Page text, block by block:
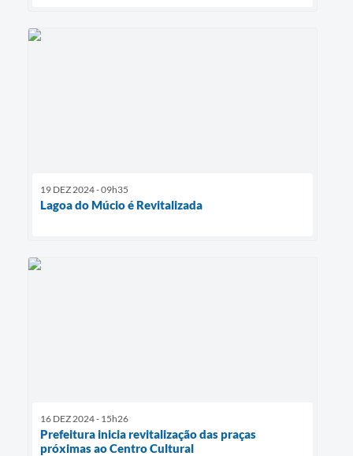
19 DEZ 2024 - 09h35
Lagoa do Múcio é Revitalizada
16 DEZ 2024 - 15h26
Prefeitura inicia revitalização das praças
próximas ao Centro Cultural